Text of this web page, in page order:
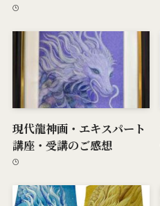
現代龍神画・エキスパート
講座・受講のご感想